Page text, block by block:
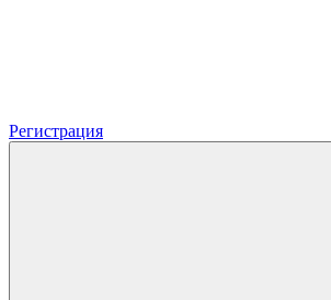
Регистрация